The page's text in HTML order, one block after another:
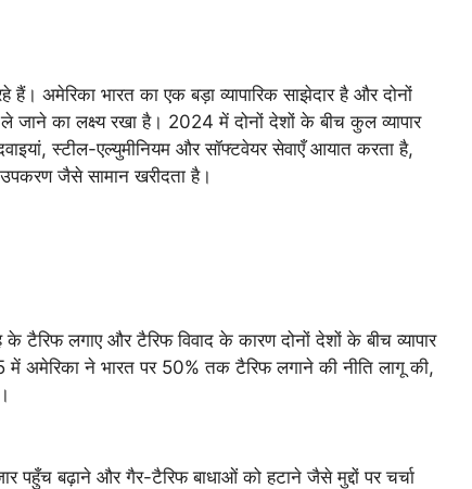
अमेरिका भारत का एक बड़ा व्यापारिक साझेदार है और दोनों
ले जाने का लक्ष्य रखा है। 2024 में दोनों देशों के बीच कुल व्यापार
स्टील-एल्युमीनियम और सॉफ्टवेयर सेवाएँ आयात करता है,
जैसे सामान खरीदता है।
लगाए और टैरिफ विवाद के कारण दोनों देशों के बीच व्यापार
अमेरिका ने भारत पर 50% तक टैरिफ लगाने की नीति लागू की,
पहुँच बढ़ाने और गैर-टैरिफ बाधाओं को हटाने जैसे मुद्दों पर चर्चा